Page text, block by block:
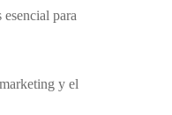
para
y el